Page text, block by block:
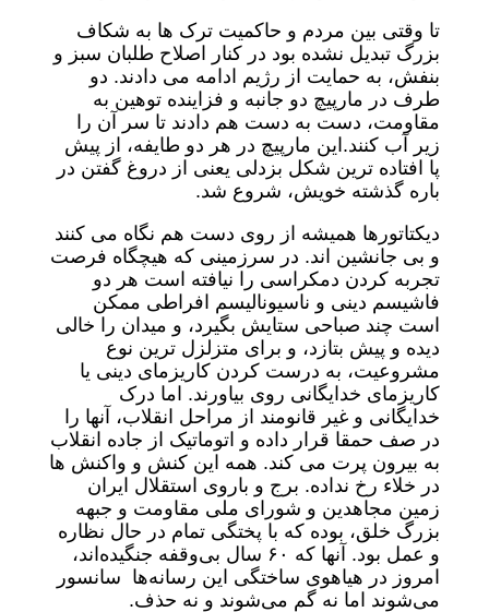
تا وقتی بین مردم و حاکمیت ترک ها به شکاف
بزرگ تبدیل نشده بود در کنار اصلاح طلبان سبز و
بنفش، به حمایت از رژیم ادامه می دادند. دو
طرف در مارپیچ دو جانبه و فزاینده توهین به
مقاومت، دست به دست هم دادند تا سر آن را
زیر آب کنند.این مارپیچ در هر دو طایفه، از پیش
پا افتاده ترین شکل بزدلی یعنی از دروغ گفتن در
باره گذشته خویش، شروع شد.
دیکتاتورها همیشه از روی دست هم نگاه می کنند
و بی جانشین اند. در سرزمینی که هیچگاه فرصت
تجربه کردن دمکراسی را نیافته است هر دو
فاشیسم دینی و ناسیونالیسم افراطی ممکن
است چند صباحی ستایش بگیرد، و میدان را خالی
دیده و پیش بتازد، و برای متزلزل ترین نوع
مشروعیت، به درست کردن کاریزمای دینی یا
کاریزمای خدایگانی روی بیاورند. اما درک
خدایگانی و غیر قانومند از مراحل انقلاب، آنها را
در صف حمقا قرار داده و اتوماتیک از جاده انقلاب
به بیرون پرت می کند. همه این کنش و واکنش ها
در خلاء رخ نداده. برج و باروی استقلال ایران
زمین مجاهدین و شورای ملی مقاومت و جبهه
بزرگ خلق، بوده که با پختگی تمام در حال نظاره
و عمل بود. آنها که ۶۰ سال بی‌وقفه جنگیده‌اند،
امروز در هیاهوی ساختگی این رسانه‌ها سانسور
می‌شوند اما نه گم می‌شوند و نه حذف.